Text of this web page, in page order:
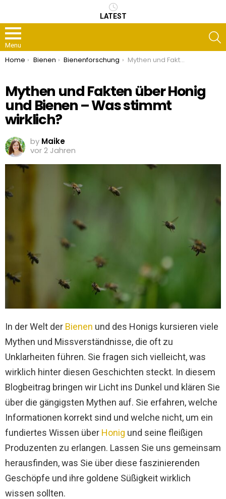
LATEST
Menu
You are here:
Home Bienen Bienenforschung Mythen und Fakten über Honig und Bienen – Was stimmt wirklich?
Mythen und Fakten über Honig
und Bienen – Was stimmt
wirklich?
by Maike
vor 2 Jahren
In der Welt der Bienen und des Honigs kursieren viele
Mythen und Missverständnisse, die oft zu
Unklarheiten führen. Sie fragen sich vielleicht, was
wirklich hinter diesen Geschichten steckt. In diesem
Blogbeitrag bringen wir Licht ins Dunkel und klären Sie
über die gängigsten Mythen auf. Sie erfahren, welche
Informationen korrekt sind und welche nicht, um ein
fundiertes Wissen über Honig und seine fleißigen
Produzenten zu erlangen. Lassen Sie uns gemeinsam
herausfinden, was Sie über diese faszinierenden
Geschöpfe und ihre goldene Süßigkeit wirklich
wissen sollten.